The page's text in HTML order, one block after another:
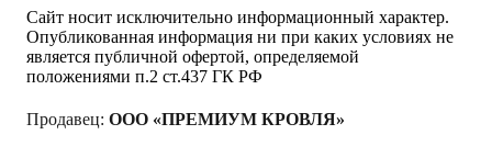
Сайт носит исключительно информационный характер.
Опубликованная информация ни при каких условиях не
является публичной офертой, определяемой
положениями п.2 ст.437 ГК РФ
Продавец: ООО «ПРЕМИУМ КРОВЛЯ»